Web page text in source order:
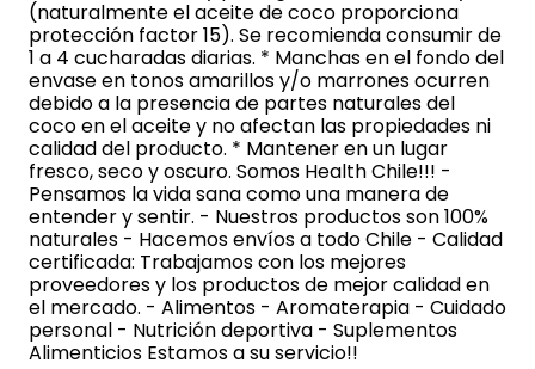
(naturalmente el aceite de coco proporciona
protección factor 15). Se recomienda consumir de
1 a 4 cucharadas diarias. * Manchas en el fondo del
envase en tonos amarillos y/o marrones ocurren
debido a la presencia de partes naturales del
coco en el aceite y no afectan las propiedades ni
calidad del producto. * Mantener en un lugar
fresco, seco y oscuro. Somos Health Chile!!! -
Pensamos la vida sana como una manera de
entender y sentir. - Nuestros productos son 100%
naturales - Hacemos envíos a todo Chile - Calidad
certificada: Trabajamos con los mejores
proveedores y los productos de mejor calidad en
el mercado. - Alimentos - Aromaterapia - Cuidado
personal - Nutrición deportiva - Suplementos
Alimenticios Estamos a su servicio!!